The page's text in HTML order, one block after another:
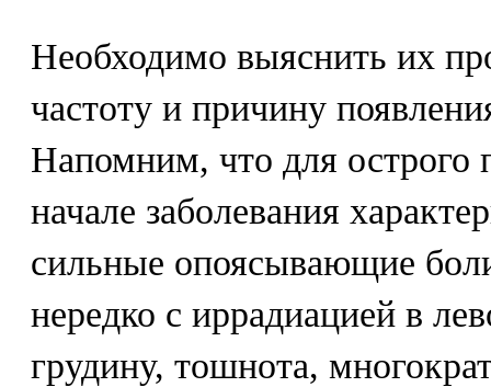
Необходимо выяснить их
частоту и причину
Напомним, что для острого
начале заболевания
сильные опоясывающие
нередко с иррадиацией в
грудину, тошнота,